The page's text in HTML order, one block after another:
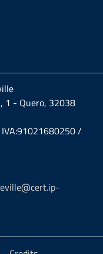
1 - Quero, 32038
IVA:91021680250 /